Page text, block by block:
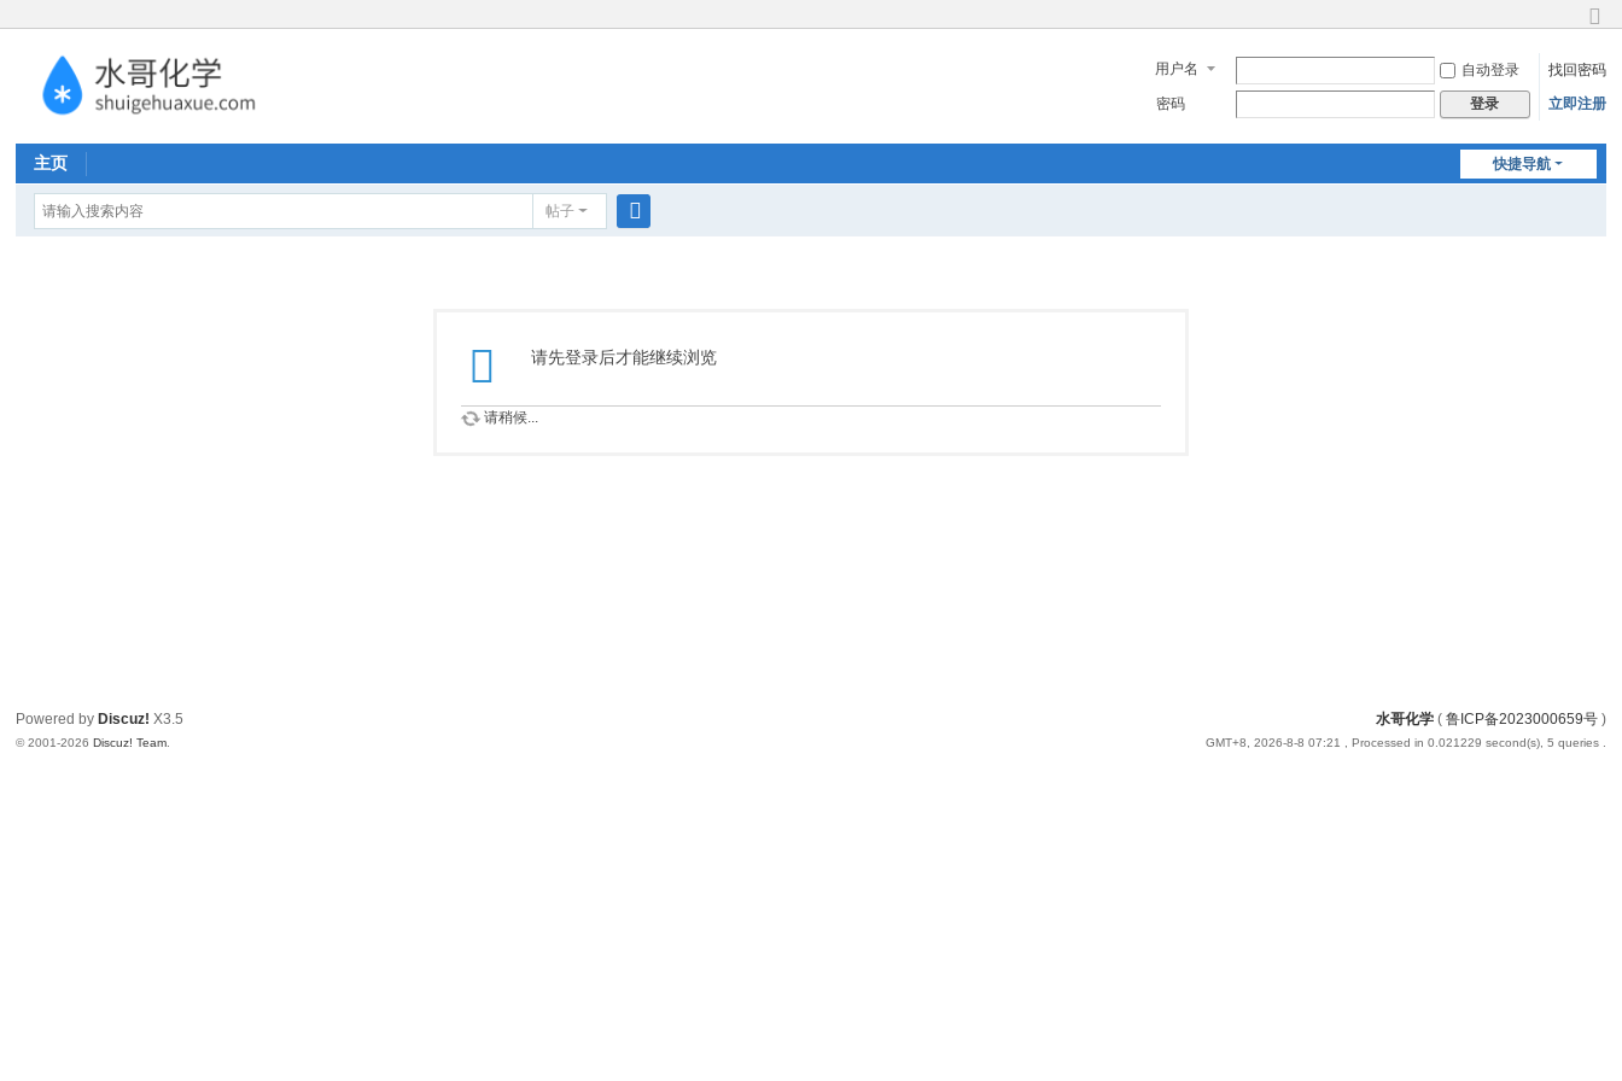
换
到
窄
用户名 自动登录
找回密码
密码
登录 立即注册
快捷导航
主页
帖子
请先登录后才能继续浏览
请稍候...
水哥化学( 鲁ICP备2023000659号)
GMT+8, 2026-8-8 07:21 , Processed in 0.021229 second(s), 5 queries .
Powered by Discuz! X3.5
© 2001-2026Discuz! Team.